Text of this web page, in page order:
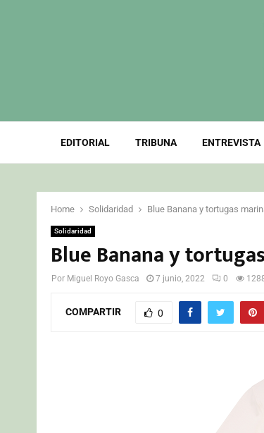
EDITORIAL TRIBUNA ENTREVISTA
Home Solidaridad Blue Banana y tortugas
Solidaridad
Blue Banana y
Por Miguel Royo Gasca 7 junio, 2022 0
COMPARTIR 0